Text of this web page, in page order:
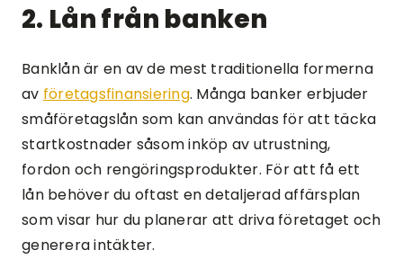
2. Lån från banken
Banklån är en av de mest traditionella formerna
av företagsfinansiering. Många banker erbjuder
småföretagslån som kan användas för att täcka
startkostnader såsom inköp av utrustning,
fordon och rengöringsprodukter. För att få ett
lån behöver du oftast en detaljerad affärsplan
som visar hur du planerar att driva företaget och
generera intäkter.